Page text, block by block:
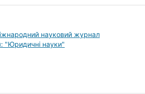
науковий журнал
"Юридичні науки"